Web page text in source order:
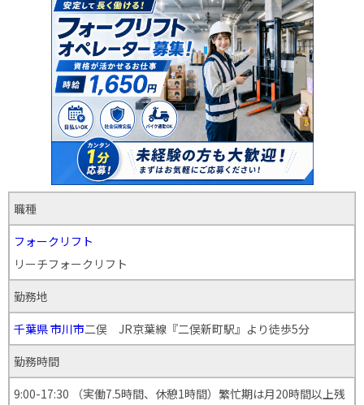
職種
フォークリフト
リーチフォークリフト
勤務地
千葉県市川市二俣 JR京葉線『二俣新町駅』より徒歩5分
勤務時間
9:00-17:30 （実働7.5時間、休憩1時間）繁忙期は月20時間以上残